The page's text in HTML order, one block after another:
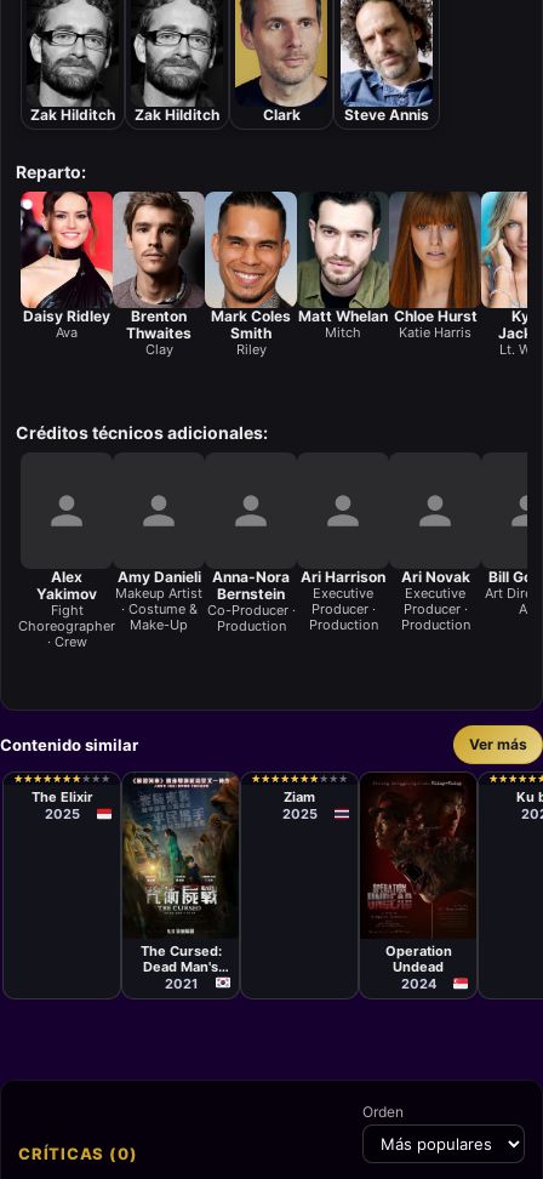
Zak Hilditch Zak Hilditch Clark Steve Annis
Reparto:
Daisy Ridley
Ava
Brenton
Thwaites
Clay
Mark Coles
Smith
Riley
Matt Whelan
Mitch
Chloe Hurst
Katie Harris
Kym
Lt.
Créditos técnicos adicionales:
Alex
Yakimov
Fight
Choreographer
· Crew
Amy Danieli
Makeup Artist
· Costume &
Make-Up
Anna-Nora
Bernstein
Co-Producer ·
Production
Ari Harrison
Executive
Producer ·
Production
Ari Novak
Executive
Producer ·
Production
Bill
Art
Art
Contenido similar Ver más
★
★★
★★
★★
★★
★★
★★
★★
★ ★
★ ★
★
Kimo
Stamboel
The Elixir
2025
Película
Kim Yong-
wan
The Cursed:
Dead Man's
Prey
2021
★
★★
★★
★★
★★
★★
★★
★★
★ ★
★ ★
★
Kulp Kaljareuk
Ziam
2025
Película
Kongkiat
Khomsiri
Operation
Undead
2024
★
★★
★★
★★
★★
★
Rob
Ku
CRÍTICAS (0)
Orden